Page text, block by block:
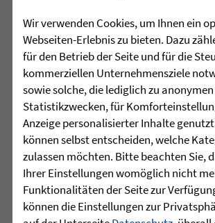
mehr lesen
29.07.2026 |•HÖR-SPRACHZENTRUM
220 Kinder verwandeln
Arnach in eine bunte
Zirkuswelt - kannst Du
war gestern
Eine Woche lang herrschte in
Wir verwenden Cookies, um Ihnen ein
Webseiten-Erlebnis zu bieten. Dazu
für den Betrieb der Seite und für die
kommerziellen Unternehmensziele
sowie solche, die lediglich zu anonymen
Statistikzwecken, für
Anzeige personalisierter Inhalte
können selbst entscheiden, welche
zulassen möchten. Bitte beachten Sie,
Ihrer Einstellungen womöglich nicht
Funktionalitäten der Seite zur
können die Einstellungen zur